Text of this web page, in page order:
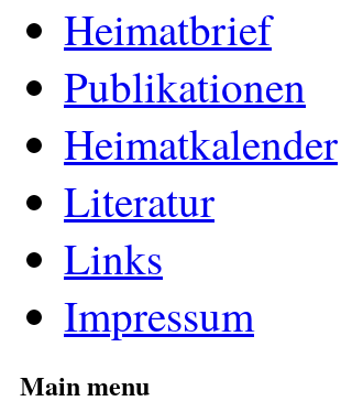
Heimatbrief
Publikationen
Heimatkalender
Literatur
Links
Impressum
Main menu